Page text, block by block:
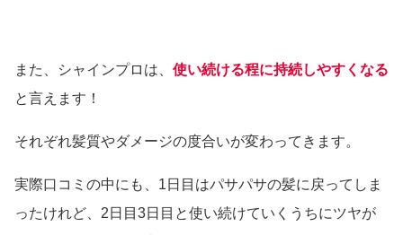
また、シャインプロは、 使い続ける程に持続しやすくなる
と言えます！
それぞれ髪質やダメージの度合いが変わってきます。
実際口コミの中にも、1日目はパサパサの髪に戻ってしま
ったけれど、2日目3日目と使い続けていくうちにツヤが